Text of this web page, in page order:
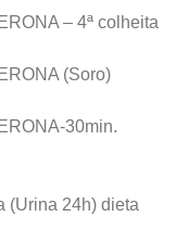
– 4ª colheita
(Soro)
30min.
(Urina 24h) dieta